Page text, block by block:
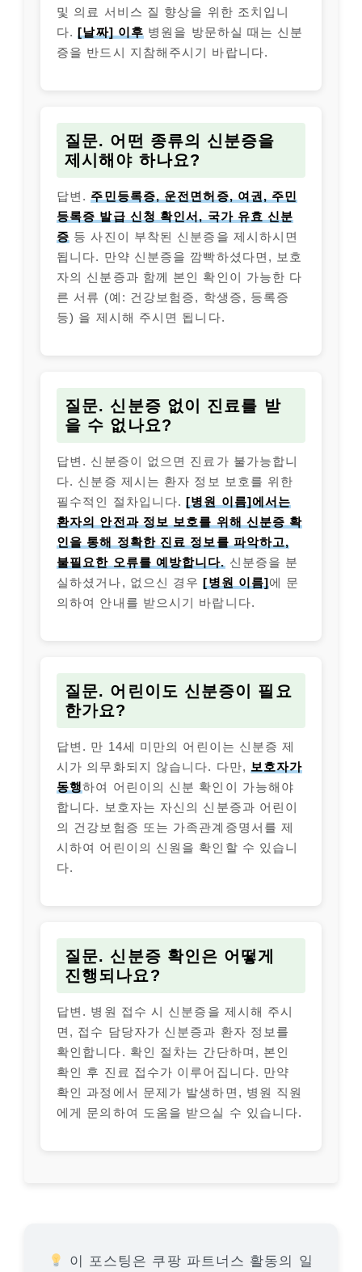
및 의료 서비스 질 향상을 위한 조치입니
다.[날짜] 이후 병원을 방문하실 때는 신분
증을 반드시 지참해주시기 바랍니다.
질문. 어떤 종류의 신분증을
제시해야 하나요?
답변. 주민등록증, 운전면허증, 여권, 주민
등록증 발급 신청 확인서, 국가 유효 신분
증 등 사진이 부착된 신분증을 제시하시면
됩니다. 만약 신분증을 깜빡하셨다면, 보호
자의 신분증과 함께 본인 확인이 가능한 다
른 서류 (예: 건강보험증, 학생증, 등록증
등) 을 제시해 주시면 됩니다.
질문. 신분증 없이 진료를 받
을 수 없나요?
답변. 신분증이 없으면 진료가 불가능합니
다. 신분증 제시는 환자 정보 보호를 위한
필수적인 절차입니다.[병원 이름]에서는
환자의 안전과 정보 보호를 위해 신분증 확
인을 통해 정확한 진료 정보를 파악하고,
불필요한 오류를 예방합니다. 신분증을 분
실하셨거나, 없으신 경우[병원 이름]에 문
의하여 안내를 받으시기 바랍니다.
질문. 어린이도 신분증이 필요
한가요?
답변. 만 14세 미만의 어린이는 신분증 제
시가 의무화되지 않습니다. 다만, 보호자가
동행하여 어린이의 신분 확인이 가능해야
합니다. 보호자는 자신의 신분증과 어린이
의 건강보험증 또는 가족관계증명서를 제
시하여 어린이의 신원을 확인할 수 있습니
다.
질문. 신분증 확인은 어떻게
진행되나요?
답변. 병원 접수 시 신분증을 제시해 주시
면, 접수 담당자가 신분증과 환자 정보를
확인합니다. 확인 절차는 간단하며, 본인
확인 후 진료 접수가 이루어집니다. 만약
확인 과정에서 문제가 발생하면, 병원 직원
에게 문의하여 도움을 받으실 수 있습니다.
이 포스팅은 쿠팡 파트너스 활동의 일